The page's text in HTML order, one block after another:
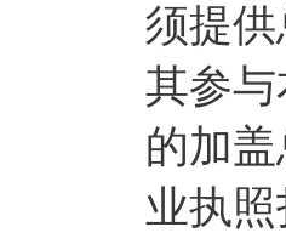
须提
其参
的加
业执